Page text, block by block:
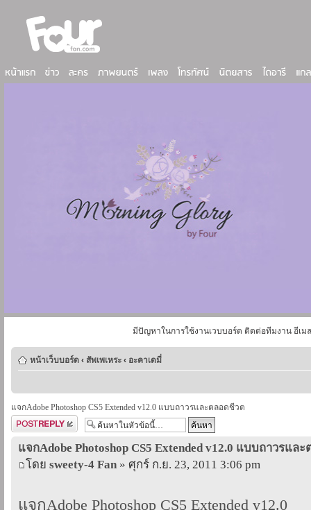
มีปัญหาในการใช้งานเวบบอร์ด ติดต่อทีมงาน อีเม
หน้าเว็บบอร์ด ‹ สัพเพเหระ ‹ อะคาเดมี่
แจกAdobe Photoshop CS5 Extended v12.0 แบบถาวรและตลอดชีวต
ตอบกระทู้
แจกAdobe Photoshop CS5 Extended v12.0 แบบถาวรแล
โดย sweety-4 Fan » ศุกร์ ก.ย. 23, 2011 3:06 pm
แจกAdobe Photoshop CS5 Extended v12.0